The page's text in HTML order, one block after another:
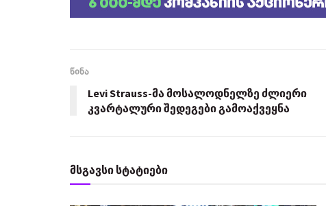
წინა
Levi Strauss-მა მოსალოდნელზე ძლიერი
კვარტალური შედეგები გამოაქვეყნა
მსგავსი სტატიები